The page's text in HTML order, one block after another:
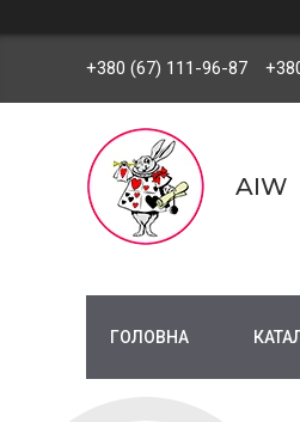
+380 (67) 111-96-87
AIW
ГОЛОВНА